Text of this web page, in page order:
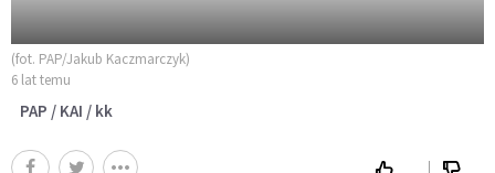
(fot. PAP/Jakub Kaczmarczyk)
6 lat temu
PAP / KAI / kk